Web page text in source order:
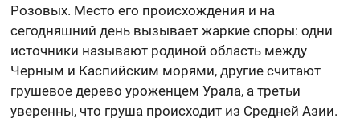
Розовых. Место его происхождения и на
сегодняшний день вызывает жаркие споры: одни
источники называют родиной область между
Черным и Каспийским морями, другие считают
грушевое дерево уроженцем Урала, а третьи
уверенны, что груша происходит из Средней Азии.